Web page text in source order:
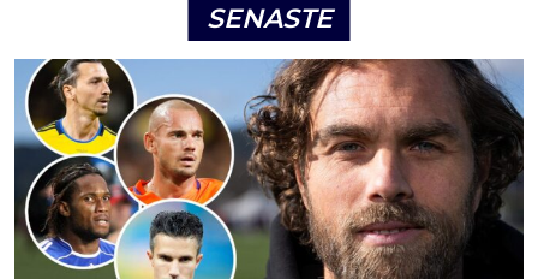
SENASTE